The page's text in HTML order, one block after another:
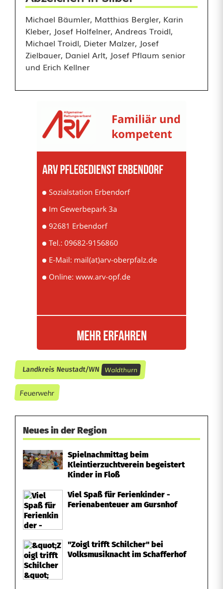
Michael Bäumler, Matthias Bergler, Karin
Kleber, Josef Holfelner, Andreas Troidl,
Michael Troidl, Dieter Malzer, Josef
Zielbauer, Daniel Arlt, Josef Pflaum senior
und Erich Kellner
Landkreis Neustadt/WN Waldthurn
Feuerwehr
Neues in der Region
Spielnachmittag beim
Kleintierzuchtverein begeistert
Kinder in Floß
Viel Spaß für Ferienkinder -
Ferienabenteuer am Gursnhof
"Zoigl trifft Schilcher" bei
Volksmusiknacht im Schafferhof